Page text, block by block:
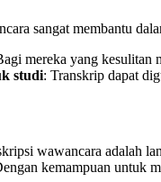
sangat membantu
mereka yang kesulitan
studi: Transkrip dapat
wawancara adalah
kemampuan untuk